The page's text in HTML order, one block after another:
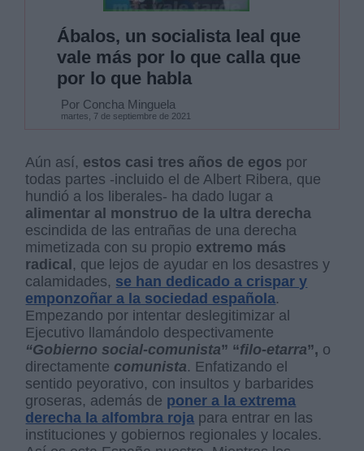
Ábalos, un socialista leal que
vale más por lo que calla que
por lo que habla
Por Concha Minguela
martes, 7 de septiembre de 2021
Aún así, estos casi tres años de egos por
todas partes -incluido el de Albert Ribera, que
hundió a los liberales- ha dado lugar a
alimentar al monstruo de la ultra derecha
escindida de las entrañas de una derecha
mimetizada con su propio extremo más
radical, que lejos de ayudar en los desastres y
calamidades, se han dedicado a crispar y
emponzoñar a la sociedad española.
Empezando por intentar deslegitimizar al
Ejecutivo llamándolo despectivamente
“Gobierno social-comunista” “filo-etarra”, o
directamente comunista. Enfatizando el
sentido peyorativo, con insultos y barbarides
groseras, además de poner a la extrema
derecha la alfombra roja para entrar en las
instituciones y gobiernos regionales y locales.